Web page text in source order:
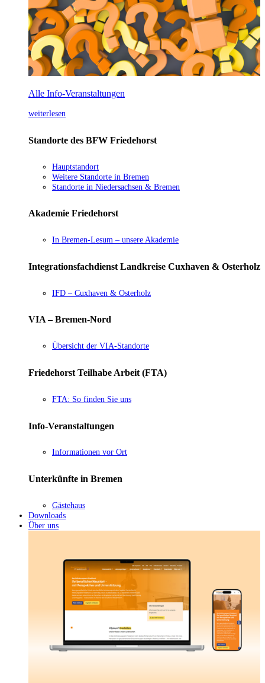
Alle Info-Veranstaltungen
weiterlesen
Standorte des BFW Friedehorst
Hauptstandort
Weitere Standorte in Bremen
Standorte in Niedersachsen & Bremen
Akademie Friedehorst
In Bremen-Lesum – unsere Akademie
Integrationsfachdienst Landkreise Cuxhaven & Osterholz
IFD – Cuxhaven & Osterholz
VIA – Bremen-Nord
Übersicht der VIA-Standorte
Friedehorst Teilhabe Arbeit (FTA)
FTA: So finden Sie uns
Info-Veranstaltungen
Informationen vor Ort
Unterkünfte in Bremen
Gästehaus
Downloads
Über uns